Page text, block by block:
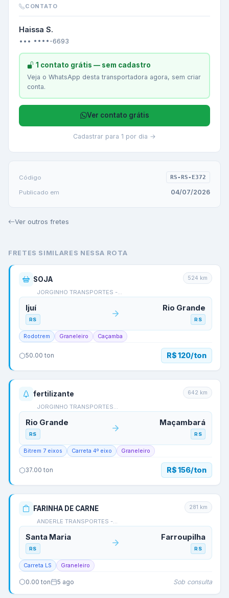
CONTATO
Haissa S.
••• ••••-6693
1 contato grátis — sem cadastro
Veja o WhatsApp desta transportadora agora, sem criar
conta.
Ver contato grátis
Cadastrar para 1 por dia →
Código RS-RS-E372
Publicado em 04/07/2026
Ver outros fretes
FRETES SIMILARES NESSA ROTA
SOJA
JORGINHO TRANSPORTES -…
524 km
Ijuí
RS
Rio Grande
RS
Rodotrem Graneleiro Caçamba
50.00 ton R$ 120/ton
fertilizante
JORGINHO TRANSPORTES…
642 km
Rio Grande
RS
Maçambará
RS
Bitrem 7 eixos Carreta 4º eixo Graneleiro
37.00 ton R$ 156/ton
FARINHA DE CARNE
ANDERLE TRANSPORTES -…
281 km
Santa Maria
RS
Farroupilha
RS
Carreta LS Graneleiro
0.00 ton 5 ago Sob consulta